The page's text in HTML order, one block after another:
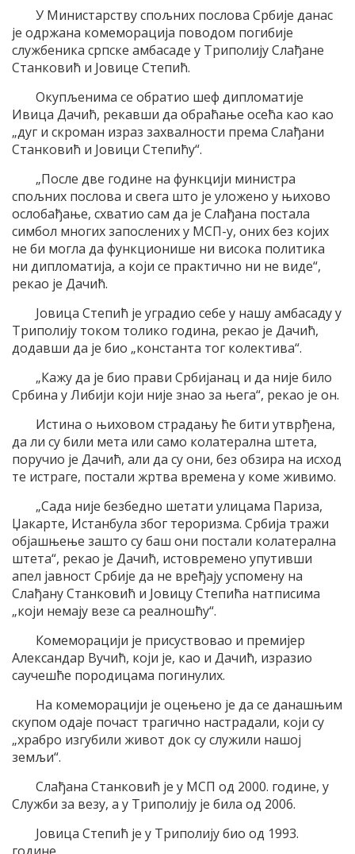
У Министарству спољних послова Србије данас
је одржана комеморација поводом погибије
службеника српске амбасаде у Триполију Слађане
Станковић и Јовице Степић.
Окупљенима се обратио шеф дипломатије
Ивица Дачић, рекавши да обраћање осећа као као
„дуг и скроман израз захвалности према Слађани
Станковић и Јовици Степићу“.
„После две године на функцији министра
спољних послова и свега што је уложено у њихово
ослобађање, схватио сам да је Слађана постала
симбол многих запослених у МСП-у, оних без којих
не би могла да функционише ни висока политика
ни дипломатија, а који се практично ни не виде“,
рекао је Дачић.
Јовица Степић је уградио себе у нашу амбасаду у
Триполију током толико година, рекао је Дачић,
додавши да је био „константа тог колектива“.
„Кажу да је био прави Србијанац и да није било
Србина у Либији који није знао за њега“, рекао је он.
Истина о њиховом страдању ће бити утврђена,
да ли су били мета или само колатерална штета,
поручио је Дачић, али да су они, без обзира на исход
те истраге, постали жртва времена у коме живимо.
„Сада није безбедно шетати улицама Париза,
Џакарте, Истанбула због тероризма. Србија тражи
објашњење зашто су баш они постали колатерална
штета“, рекао је Дачић, истовремено упутивши
апел јавност Србије да не вређају успомену на
Слађану Станковић и Јовицу Степића натписима
„који немају везе са реалношћу“.
Комеморацији је присуствовао и премијер
Александар Вучић, који је, као и Дачић, изразио
саучешће породицама погинулих.
На комеморацији је оцењено је да се данашњим
скупом одаје почаст трагично настрадали, који су
„храбро изгубили живот док су служили нашој
земљи“.
Слађана Станковић је у МСП од 2000. године, у
Служби за везу, а у Триполију је била од 2006.
Јовица Степић је у Триполију био од 1993.